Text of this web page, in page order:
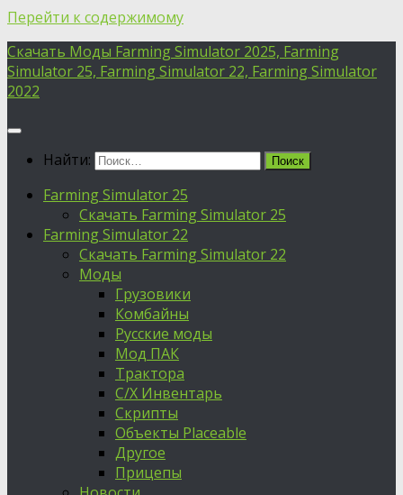
Перейти к содержимому
Скачать Моды Farming Simulator 2025, Farming
Simulator 25, Farming Simulator 22, Farming Simulator
2022
Найти:
Farming Simulator 25
Скачать Farming Simulator 25
Farming Simulator 22
Скачать Farming Simulator 22
Моды
Грузовики
Комбайны
Русские моды
Мод ПАК
Трактора
С/Х Инвентарь
Скрипты
Объекты Placeable
Другое
Прицепы